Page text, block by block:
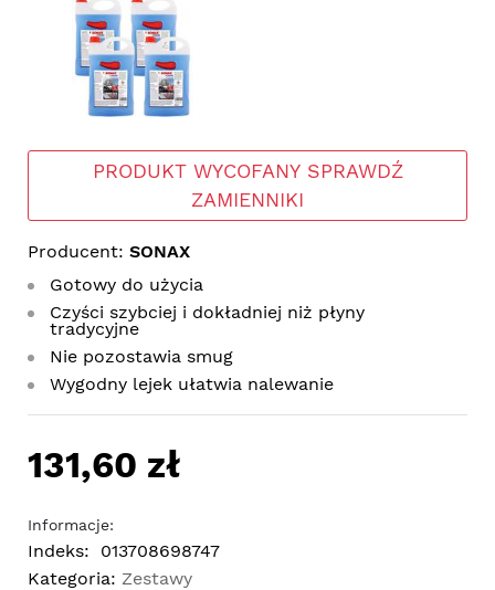
PRODUKT WYCOFANY SPRAWDŹ
ZAMIENNIKI
Producent: SONAX
Gotowy do użycia
Czyści szybciej i dokładniej niż płyny
tradycyjne
Nie pozostawia smug
Wygodny lejek ułatwia nalewanie
131,60 zł
Informacje:
Indeks:
013708698747
Kategoria: Zestawy